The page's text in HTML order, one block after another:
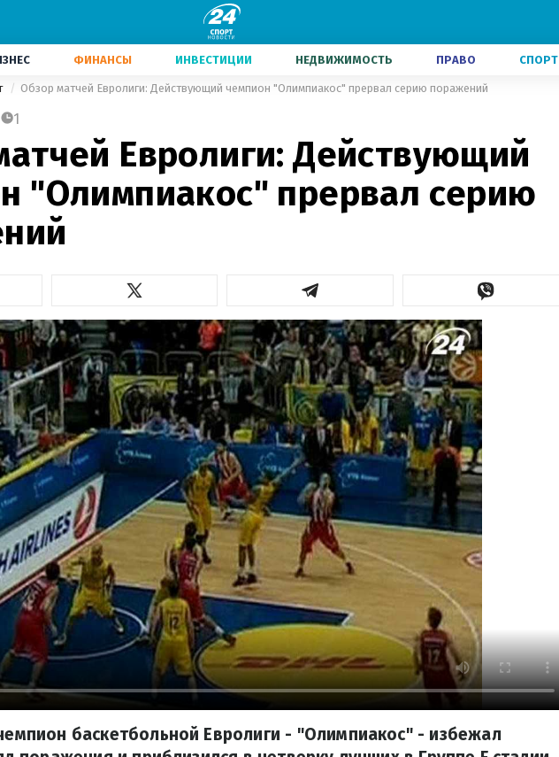
ФИНАНСЫ ИНВЕСТИЦИИ НЕДВИЖИМОСТЬ ПРАВО СПОРТ
Обзор матчей Евролиги: Действующий чемпион "Олимпиакос" прервал серию поражений
1
Евролиги: Действующий
"Олимпиакос" прервал серию
баскетбольной Евролиги - "Олимпиакос" - избежал